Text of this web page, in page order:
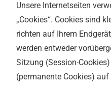
Unsere Internetseiten
„Cookies“. Cookies sind
richten auf Ihrem
werden entweder
Sitzung (Session-
(permanente Cookies)